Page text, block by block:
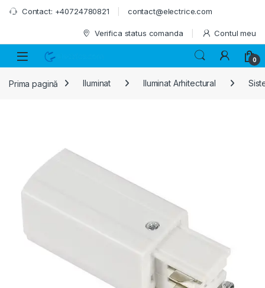
Skip to navigation
Skip to content
Contact: +40724780821 contact@electrice.com
Verifica status comanda Contul meu
0
Prima pagină Iluminat Iluminat Arhitectural